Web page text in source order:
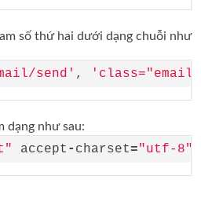
số thứ hai dưới dạng chuỗi như
send' ,
dạng như sau:
accept - charset="utf-8"